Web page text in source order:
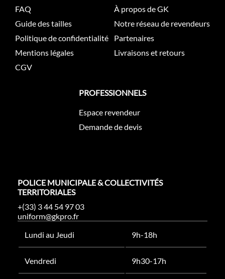
FAQ
Guide des tailles
Politique de confidentialité
Mentions légales
CGV
À propos de GK
Notre réseau de revendeurs
Partenaires
Livraisons et retours
PROFESSIONNELS
Espace revendeur
Demande de devis
POLICE MUNICIPALE & COLLECTIVITÉS
TERRITORIALES
+(33) 3 44 54 97 03
uniform@gkpro.fr
Lundi au Jeudi
9h-18h
Vendredi 9h30-17h